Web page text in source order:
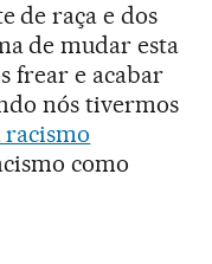
de raça e dos
de mudar esta
frear e acabar
nós tivermos
racismo
como